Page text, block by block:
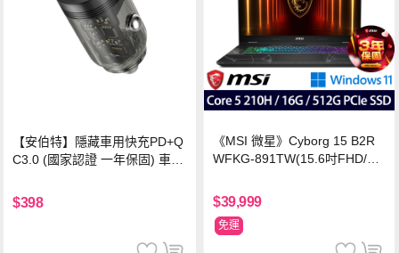
【安伯特】隱藏車用快充PD+Q
C3.0 (國家認證 一年保固) 車充
$398
《MSI 微星》Cyborg 15 B2R
WFKG-891TW(15.6吋FHD/Co
X5060/Win11)
$39,999
免運